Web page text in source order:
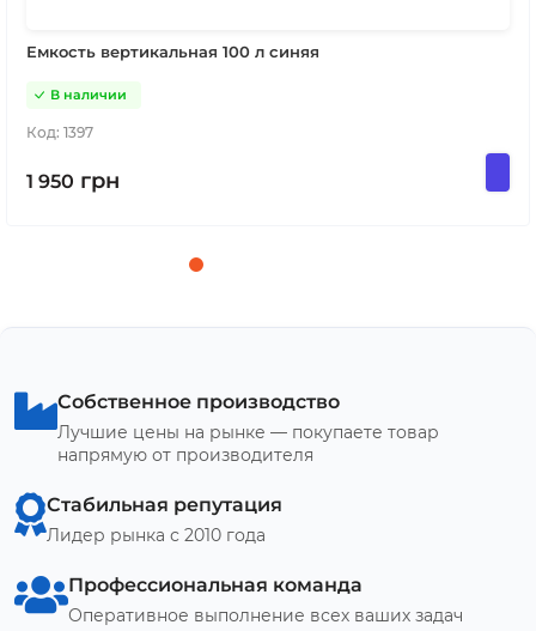
Емкость вертикальная 100 л синяя
Код: 1397
В наличии
1 950 грн
Собственное производство
Лучшие цены на рынке — покупаете товар
напрямую от производителя
Стабильная репутация
Лидер рынка с 2010 года
Профессиональная команда
Оперативное выполнение всех ваших задач